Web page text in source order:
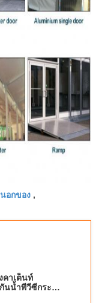
อกของ ,
คาเต็นท์
นน้ำพีวีซีกระ